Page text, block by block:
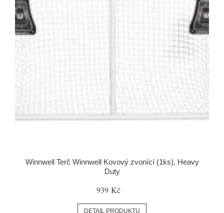
Winnwell Terč Winnwell Kovový zvonící (1ks), Heavy
Duty
939 Kč
DETAIL PRODUKTU